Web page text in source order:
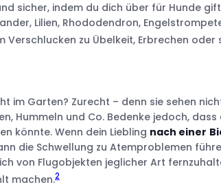
nicht teuer sein
für Blumen- und Gemüsebeete
sicher, indem du dich über für Hunde
Lilien, Rhododendron,
Verschlucken zu Übelkeit, Erbrechen
im Garten? Zurecht – denn sie sehen
Hummeln und Co. Bedenke jedoch,
könnte. Wenn dein Liebling nach einer
die Schwellung zu Atemproblemen
von Flugobjekten jeglicher Art
machen.2